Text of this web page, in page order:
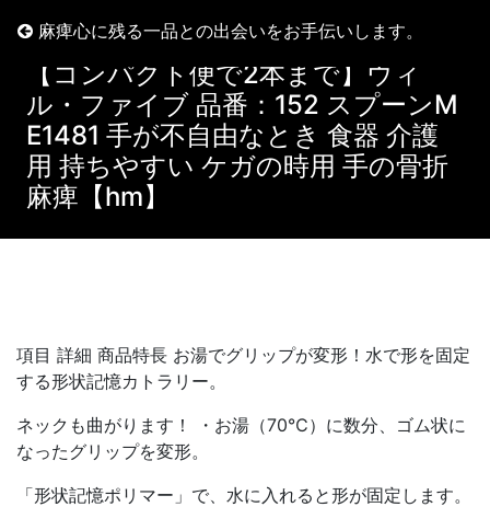
麻痺心に残る一品との出会いをお手伝いします。
【コンパクト便で2本まで】ウィ
ル・ファイブ 品番：152 スプーンM
E1481 手が不自由なとき 食器 介護
用 持ちやすい ケガの時用 手の骨折
麻痺【hm】
項目 詳細 商品特長 お湯でグリップが変形！水で形を固定
する形状記憶カトラリー。
ネックも曲がります！ ・お湯（70℃）に数分、ゴム状に
なったグリップを変形。
「形状記憶ポリマー」で、水に入れると形が固定します。